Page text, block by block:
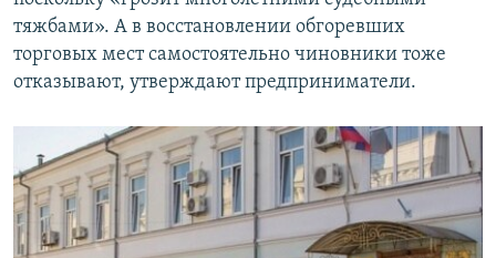
тяжбами». А в восстановлении обгоревших
торговых мест самостоятельно чиновники тоже
отказывают, утверждают предприниматели.